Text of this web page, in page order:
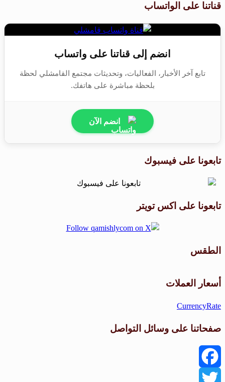
قناتنا على الواتساب
انضم إلى قناتنا على واتساب
تابع آخر الأخبار، الفعاليات، وتحديثات مجتمع القامشلي لحظة
بلحظة مباشرة على هاتفك.
انضم الآن
تابعونا على فيسبوك
تابعونا على اكس تويتر
الطقس
أسعار العملات
CurrencyRate
صفحاتنا على وسائل التواصل
Facebook